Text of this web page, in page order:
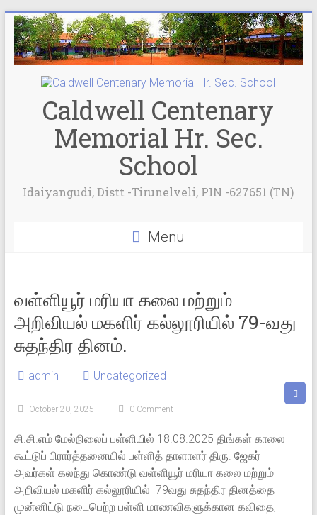
Caldwell Centenary
Memorial Hr. Sec.
School
Idaiyangudi, Distt -Tirunelveli, PIN -627651 (TN)
Menu
வள்ளியூர் மரியா கலை மற்றும்
அறிவியல் மகளிர் கல்லூரியில் 79-வது
சுதந்திர தினம்.
admin Uncategorized
October 20, 2025 0 Comment
சி.சி.எம் மேல்நிலைப் பள்ளியில் 18.08.2025 திங்கள் காலை
கூட்டுப் பிரார்த்தனையில் பள்ளித் தாளாளர் திரு. ஜேகர்
அவர்கள் கலந்து கொண்டு வள்ளியூர் மரியா கலை மற்றும்
அறிவியல் மகளிர் கல்லூரியில் 79வது சுதந்திர தினத்தை
முன்னிட்டு நடைபெற்ற பள்ளி மாணவிகளுக்கான கவிதை,